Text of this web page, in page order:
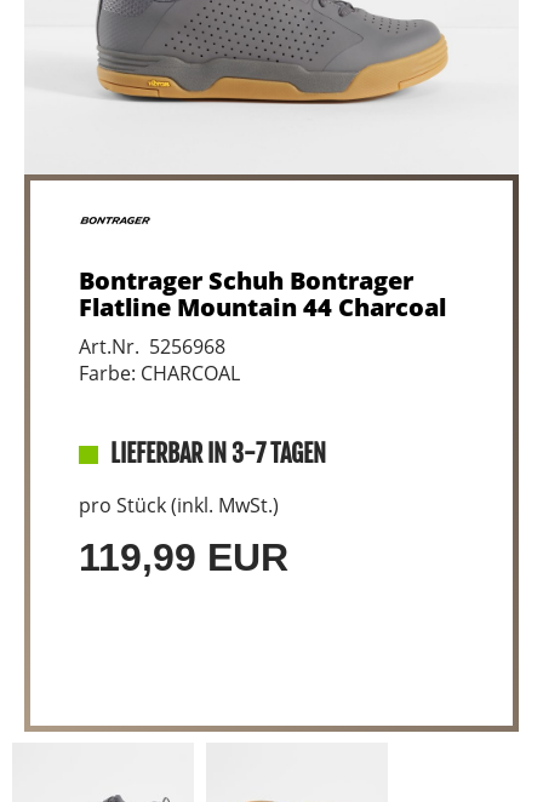
Bontrager Schuh Bontrager
Flatline Mountain 44 Charcoal
Art.Nr. 5256968
Farbe: CHARCOAL
LIEFERBAR IN 3-7 TAGEN
pro Stück (inkl. MwSt.)
119,99 EUR